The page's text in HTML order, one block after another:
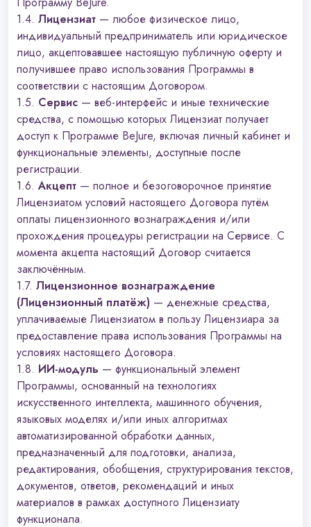
1.4. Лицензиат — любое физическое лицо,
индивидуальный предприниматель или юридическое
лицо, акцептовавшее настоящую публичную оферту и
получившее право использования Программы в
соответствии с настоящим Договором.
1.5. Сервис — веб-интерфейс и иные технические
средства, с помощью которых Лицензиат получает
доступ к Программе BeJure, включая личный кабинет и
функциональные элементы, доступные после
регистрации.
1.6.Акцепт — полное и безоговорочное принятие
Лицензиатом условий настоящего Договора путём
оплаты лицензионного вознаграждения и/или
прохождения процедуры регистрации на Сервисе. С
момента акцепта настоящий Договор считается
заключённым.
1.7. Лицензионное вознаграждение
(Лицензионный платёж) — денежные средства,
уплачиваемые Лицензиатом в пользу Лицензиара за
предоставление права использования Программы на
условиях настоящего Договора.
1.8. ИИ-модуль — функциональный элемент
Программы, основанный на технологиях
искусственного интеллекта, машинного обучения,
языковых моделях и/или иных алгоритмах
автоматизированной обработки данных,
предназначенный для подготовки, анализа,
редактирования, обобщения, структурирования текстов,
документов, ответов, рекомендаций и иных
материалов в рамках доступного Лицензиату
функционала.